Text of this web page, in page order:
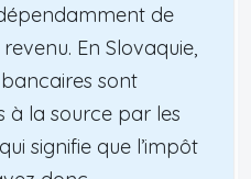
de
En Slovaquie,
sont
à la source par les
signifie que l’impôt